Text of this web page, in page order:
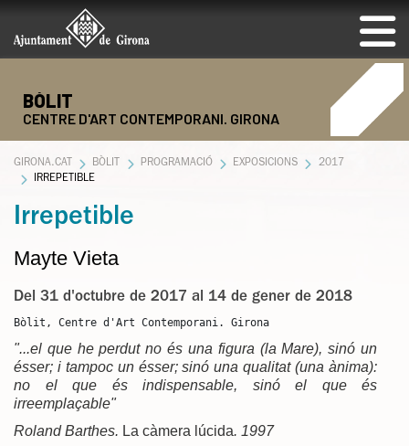
BÒLIT
CENTRE D'ART CONTEMPORANI. GIRONA
GIRONA.CAT BÒLIT PROGRAMACIÓ EXPOSICIONS
2017
IRREPETIBLE
Irrepetible
Mayte Vieta
Del 31 d'octubre de 2017 al 14 de gener de 2018
Bòlit, Centre d'Art Contemporani. Girona
"...el que he perdut no és una figura (la Mare), sinó un
ésser; i tampoc un ésser; sinó una qualitat (una ànima):
no el que és indispensable, sinó el que és
irreemplaçable"
Roland Barthes. La càmera lúcida. 1997